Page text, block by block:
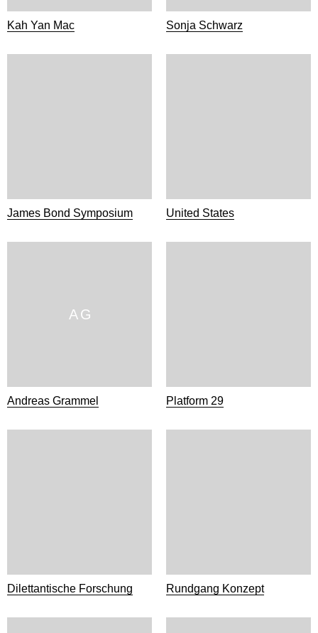
Kah Yan Mac Sonja Schwarz
James Bond Symposium United States
A G
Andreas Grammel Platform 29
Dilettantische Forschung Rundgang Konzept